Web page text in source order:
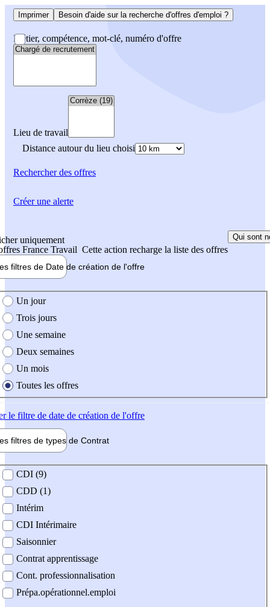
Imprimer Besoin d'aide sur la recherche d'offres d'emploi ?
Métier, compétence, mot-clé, numéro d'offre
Lieu de travail
Distance autour du lieu choisi
Rechercherdes offres
uniquement
France Travail Cette action recharge la liste des offres
Qui sont
filtres de Date de création de l'offre
création de l'offre
Un jour
Trois jours
Une semaine
Deux semaines
Un mois
Toutes les offres
le filtre de date de création de l'offre
filtres de types de Contrat
contrat
CDI (9)
CDD (1)
Intérim
CDI Intérimaire
Saisonnier
Contrat apprentissage
Cont. professionnalisation
Prépa.opérationnel.emploi
Créer une alerte